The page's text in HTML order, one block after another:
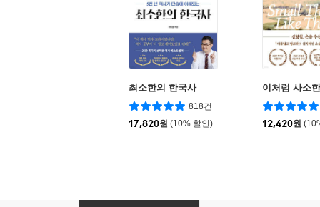
최소한의 한국사
818건
17,820원 (10% 할인)
이처럼 사소
12,420원